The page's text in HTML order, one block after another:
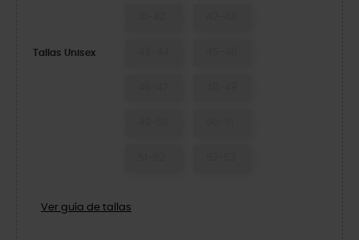
Tallas Unisex
Ver guía de tallas